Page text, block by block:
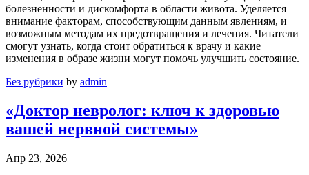
болезненности и дискомфорта в области живота. Уделяется
внимание факторам, способствующим данным явлениям, и
возможным методам их предотвращения и лечения. Читатели
смогут узнать, когда стоит обратиться к врачу и какие
изменения в образе жизни могут помочь улучшить состояние.
Без рубрики by admin
«Доктор невролог: ключ к здоровью
вашей нервной системы»
Апр 23, 2026